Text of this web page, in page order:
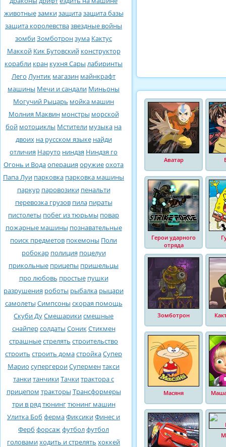
животныезамкизащитазащита базы
защита королевствазвездные войны
зомбиЗомботронзума Кактус
Маккой Кик Бутовский конструктор
корабли кран кухня Сары лабиринты
Лего Лунтик магазин майнкрафт
машины Мечи и сандали Миньоны
Могучий Рыцарь мойка машин
Молния Маквин монстры морской
бой мотоциклы Мстители музыка на
двоих на русском языке найди
отличия Наруто ниндзя Ниндзя го
Огонь и Водаоперация оружиеохота
Папа Луи парковка парковка машины
паркур паровозики пенальти
перевозка грузов пила пираты
пистолеты побег из тюрьмы повар
пожарные машины познавательные
поиск предметов покемоны Поли
робокар полиция поцелуи
прикольные прицепы пришельцы
про любовь простые пушки
разрушения роботы рыбалка рыцари
самолеты Симпсоны скорая помощь
Скуби ДуСмешарикисмешные
снайперсолдаты СоникСтикмен
страшныестрелять строительство
строить строить домастройкаСупер
Марио супергероиСуперментакси
танкитанчикиТачкитрактора с
прицепом тракторы Трансформеры
три в рядтюнингтюнинг машин
Улитка Боб фермаФиксикиФинес и
Ферб форсажфутболфутбол
головамиходить и стрелять хоккей
Аватар
Герои ударного
отряда
Зомботрон
Масяня